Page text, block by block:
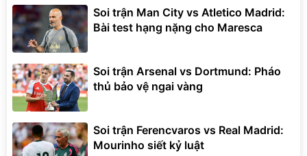
Soi trận Man City vs Atletico Madrid:
Bài test hạng nặng cho Maresca
Soi trận Arsenal vs Dortmund: Pháo
thủ bảo vệ ngai vàng
Soi trận Ferencvaros vs Real Madrid:
Mourinho siết kỷ luật